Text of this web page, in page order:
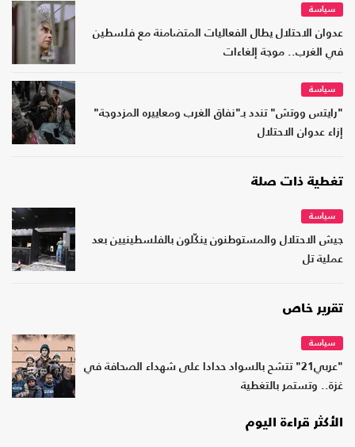
سياسة
عدوان الاحتلال يطال الفعاليات المتضامنة مع فلسطين
في الغرب.. موجة إلغاءات
سياسة
"رايتس ووتش" تندد بـ"نفاق الغرب ومعاييره المزدوجة"
إزاء عدوان الاحتلال
تغطية ذات صلة
سياسة
جيش الاحتلال والمستوطنون ينكّلون بالفلسطينيين بعد
عملية تل
تقرير خاص
سياسة
"عربي21" تتشح بالسواد حدادا على شهداء الصحافة في
غزة.. وتستمر بالتغطية
الأكثر قراءة اليوم